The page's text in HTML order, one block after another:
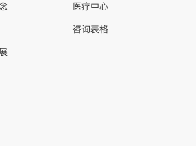
医疗中心
咨询表格